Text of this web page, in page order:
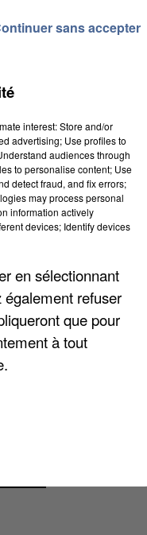
36
GAGNER
interest: Store and/or
advertising; Use profiles to
audiences through
to personalise content; Use
detect fraud, and fix errors;
may process personal
information actively
devices; Identify devices
en sélectionnant
refuser
que pour
à tout
sans accepter